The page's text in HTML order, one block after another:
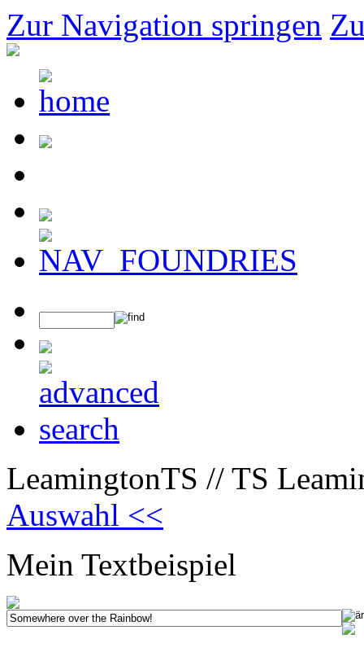
Zur Navigation springen
LeamingtonTS // TS
Auswahl <<
Mein Textbeispiel